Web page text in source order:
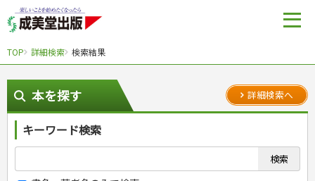
TOP 詳細検索 検索結果
本を探す 詳細検索へ
キーワード検索